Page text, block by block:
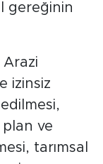
gereğinin
Arazi
izinsiz
plan ve
tarımsal